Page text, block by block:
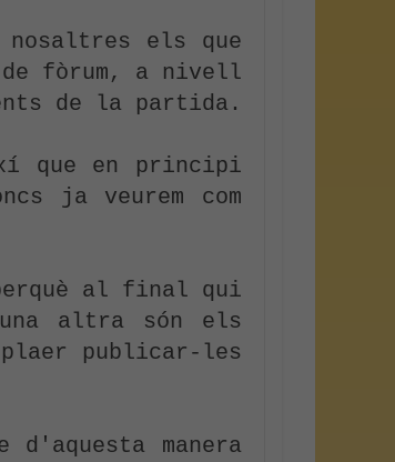
els que
de fòrum, a nivell
de la partida.
que en principi
ja veurem com
al final qui
altra són els
publicar-les
d'aquesta manera